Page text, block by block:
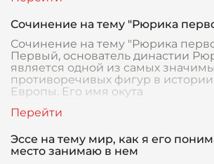
Сочинение на тему "Рюрика
Сочинение на тему "Рюрика
Первый, основатель династии
является одной из самых
противоречивых фигур в
Европы. Его имя окута
Эссе на тему мир, как я его
место занимаю в нем